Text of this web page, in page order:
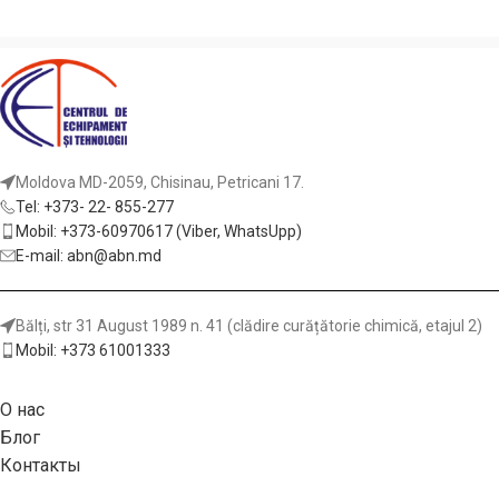
Moldova MD-2059, Chisinau, Petricani 17.
Tel: +373- 22- 855-277
Mobil: +373-60970617 (Viber, WhatsUpp)
E-mail: abn@abn.md
Bălți, str 31 August 1989 n. 41 (clădire curățătorie chimică, etajul 2)
Mobil: +373 61001333
О нас
Блог
Контакты